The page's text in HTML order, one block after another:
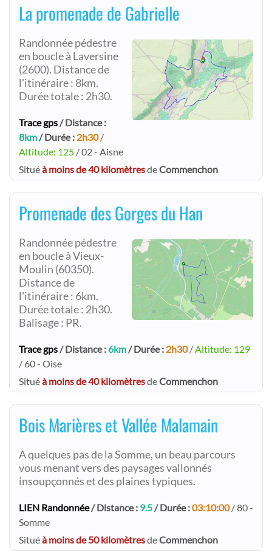
La promenade de Gabrielle
Randonnée pédestre
en boucle à Laversine
(2600). Distance de
l'itinéraire : 8km.
Durée totale : 2h30.
Trace gps/ Distance :
8km/ Durée : 2h30/
Altitude: 125 / 02 - Aisne
Situéà moins de 40 kilomètresdeCommenchon
Promenade des Gorges du Han
Randonnée pédestre
en boucle à Vieux-
Moulin (60350).
Distance de
l'itinéraire : 6km.
Durée totale : 2h30.
Balisage : PR.
Trace gps/ Distance : 6km/ Durée : 2h30/Altitude: 129
/ 60 - Oise
Situéà moins de 40 kilomètresdeCommenchon
Bois Marières et Vallée Malamain
A quelques pas de la Somme, un beau parcours
vous menant vers des paysages vallonnés
insoupçonnés et des plaines typiques.
LIEN Randonnée/ Distance : 9.5/ Durée :03:10:00/ 80 -
Somme
Situéà moins de 50 kilomètresdeCommenchon